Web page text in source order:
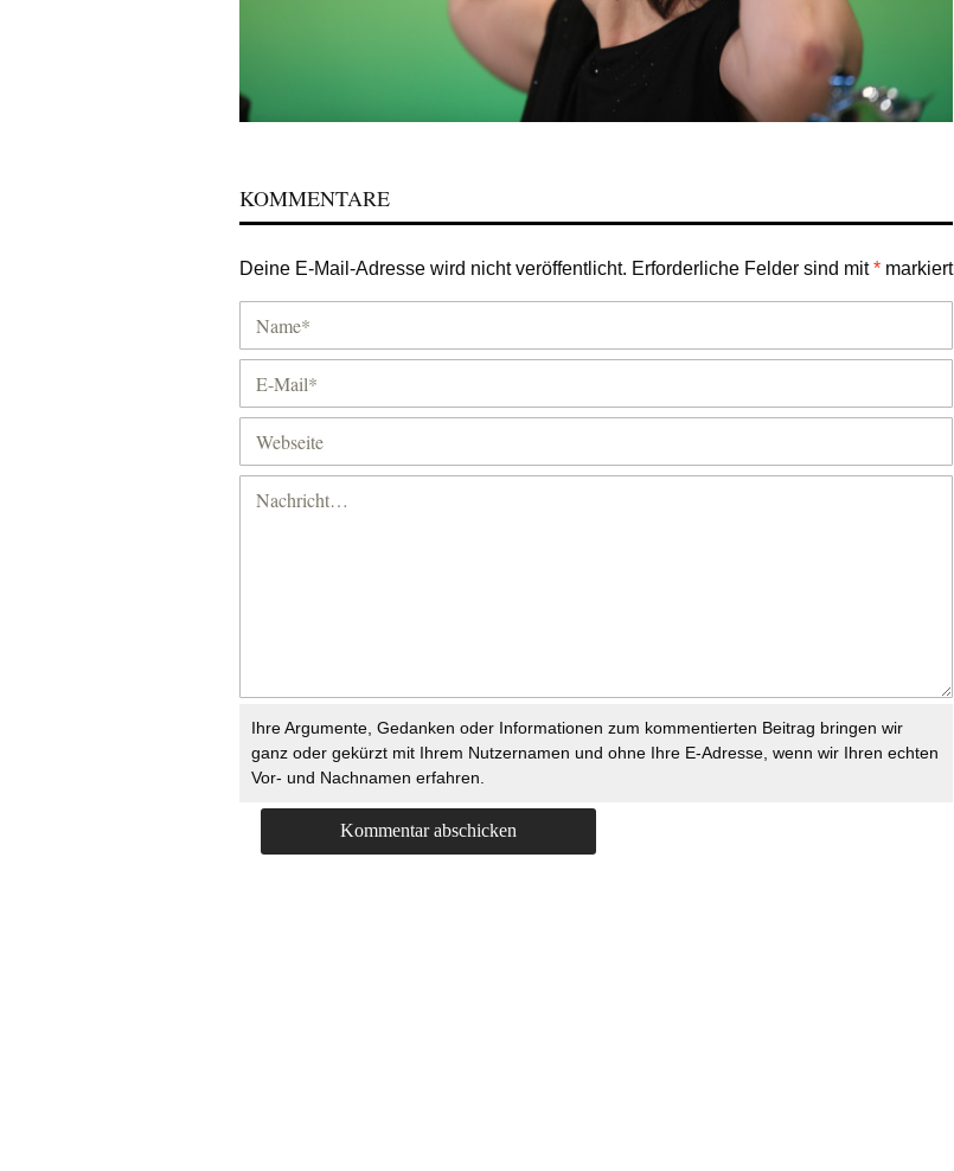
KOMMENTARE
Deine E-Mail-Adresse wird nicht veröffentlicht. Erforderliche Felder sind mit* markiert
Ihre Argumente, Gedanken oder Informationen zum kommentierten Beitrag bringen wir
ganz oder gekürzt mit Ihrem Nutzernamen und ohne Ihre E-Adresse, wenn wir Ihren echten
Vor- und Nachnamen erfahren.